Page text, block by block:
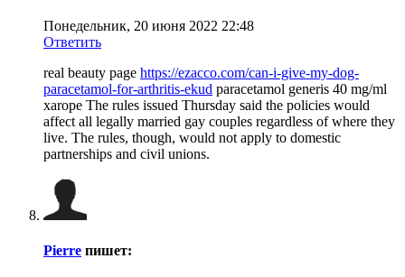
Понедельник, 20 июня 2022 22:48
Ответить
real beauty page https://ezacco.com/can-i-give-my-dog-
paracetamol-for-arthritis-ekud paracetamol generis 40 mg/ml
xarope The rules issued Thursday said the policies would
affect all legally married gay couples regardless of where they
live. The rules, though, would not apply to domestic
partnerships and civil unions.
Pierre пишет: